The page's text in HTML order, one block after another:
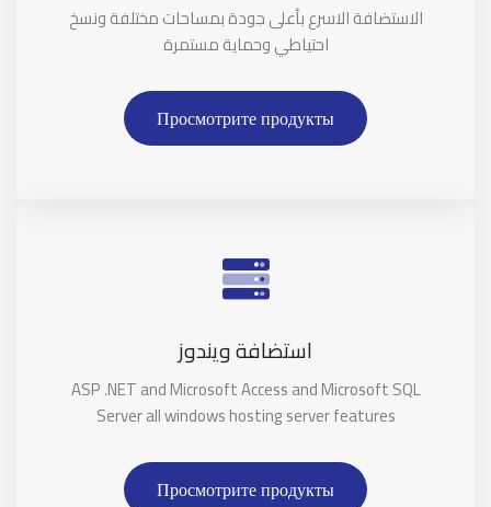
الاستضافة الاسرع بأعلى جودة بمساحات مختلفة ونسخ
احتياطي وحماية مستمرة
Просмотрите продукты
استضافة ويندوز
ASP .NET and Microsoft Access and Microsoft SQL
Server all windows hosting server features
Просмотрите продукты